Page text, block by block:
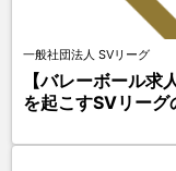
一般社団法人 SVリーグ
【バレーボール
を起こすSVリーグ